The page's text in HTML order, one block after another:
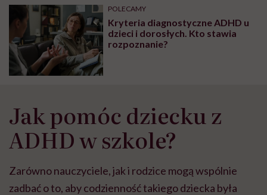
POLECAMY
Kryteria diagnostyczne ADHD u
dzieci i dorosłych. Kto stawia
rozpoznanie?
Jak pomóc dziecku z
ADHD w szkole?
Zarówno nauczyciele, jak i rodzice mogą wspólnie
zadbać o to, aby codzienność takiego dziecka była